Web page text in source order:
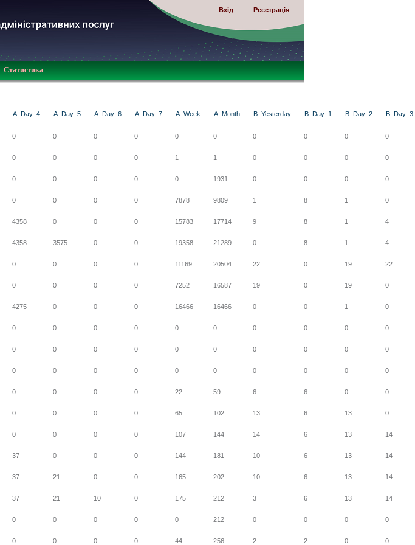
Вхід Реєстрація
Статистика
A_Day_4 A_Day_5 A_Day_6 A_Day_7 A_Week A_Month B_Yesterday B_Day_1 B_Day_2 B_Day_3
0 0 0 0 0 0 0 0 0 0
0 0 0 0 1 1 0 0 0 0
0 0 0 0 0 1931 0 0 0 0
0 0 0 0 7878 9809 1 8 1 0
4358 0 0 0 15783 17714 9 8 1 4
4358 3575 0 0 19358 21289 0 8 1 4
0 0 0 0 11169 20504 22 0 19 22
0 0 0 0 7252 16587 19 0 19 0
4275 0 0 0 16466 16466 0 0 1 0
0 0 0 0 0 0 0 0 0 0
0 0 0 0 0 0 0 0 0 0
0 0 0 0 0 0 0 0 0 0
0 0 0 0 22 59 6 6 0 0
0 0 0 0 65 102 13 6 13 0
0 0 0 0 107 144 14 6 13 14
37 0 0 0 144 181 10 6 13 14
37 21 0 0 165 202 10 6 13 14
37 21 10 0 175 212 3 6 13 14
0 0 0 0 0 212 0 0 0 0
0 0 0 0 44 256 2 2 0 0